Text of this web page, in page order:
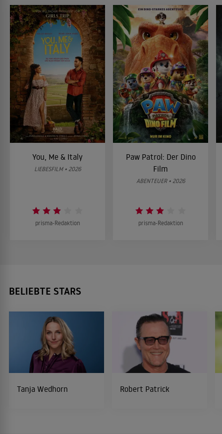
You, Me & Italy
LIEBESFILM • 2026
prisma-Redaktion
Paw Patrol: Der Dino
Film
ABENTEUER • 2026
prisma-Redaktion
BELIEBTE STARS
Tanja Wedhorn Robert Patrick